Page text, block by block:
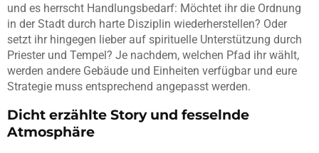
und es herrscht Handlungsbedarf: Möchtet ihr die Ordnung
in der Stadt durch harte Disziplin wiederherstellen? Oder
setzt ihr hingegen lieber auf spirituelle Unterstützung durch
Priester und Tempel? Je nachdem, welchen Pfad ihr wählt,
werden andere Gebäude und Einheiten verfügbar und eure
Strategie muss entsprechend angepasst werden.
Dicht erzählte Story und fesselnde
Atmosphäre